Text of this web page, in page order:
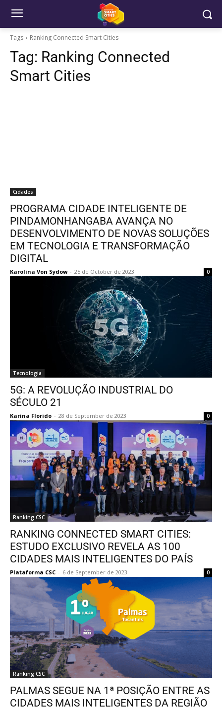
Tags Ranking Connected Smart Cities
Tag: Ranking Connected
Smart Cities
Cidades
PROGRAMA CIDADE INTELIGENTE DE
PINDAMONHANGABA AVANÇA NO
DESENVOLVIMENTO DE NOVAS SOLUÇÕES
EM TECNOLOGIA E TRANSFORMAÇÃO
DIGITAL
Karolina Von Sydow - 25 de October de 2023 0
Tecnologia
5G: A REVOLUÇÃO INDUSTRIAL DO
SÉCULO 21
Karina Florido - 28 de September de 2023 0
Ranking CSC
RANKING CONNECTED SMART CITIES:
ESTUDO EXCLUSIVO REVELA AS 100
CIDADES MAIS INTELIGENTES DO PAÍS
Plataforma CSC - 6 de September de 2023 0
Ranking CSC
PALMAS SEGUE NA 1ª POSIÇÃO ENTRE AS
CIDADES MAIS INTELIGENTES DA REGIÃO